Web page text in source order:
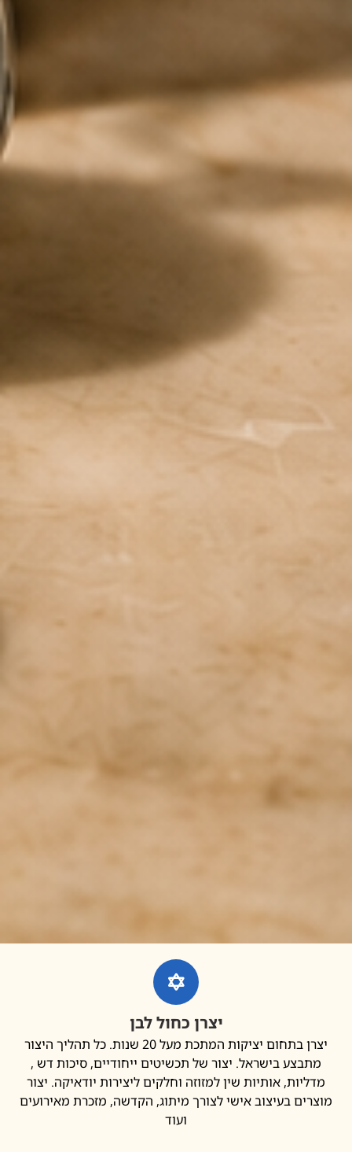
יצרן כחול לבן
יצרן בתחום יציקות המתכת מעל 20 שנות. כל תהליך היצור
בישראל. יצור של תכשיטים ייחודיים, סיכות דש ,
אותיות שין למזוזה וחלקים ליצירות יודאיקה. יצור
בעיצוב אישי לצורך מיתוג, הקדשה, מזכרת מאירועים